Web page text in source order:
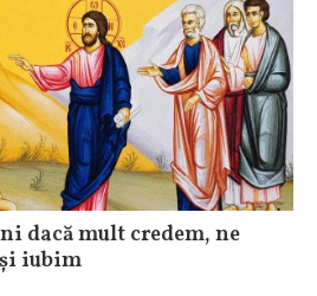
dacă mult credem, ne
iubim